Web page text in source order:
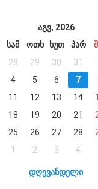
აგვ, 2026
სამ ოთხ ხუთ პარ
28 29 30 31
4 5 6 7
11 12 13 14
18 19 20 21
25 26 27 28
1 2 3 4
დღევანდელი